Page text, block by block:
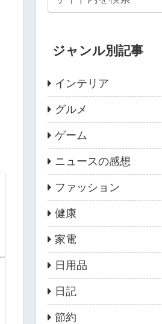
ジャンル別記事
インテリア
グルメ
ゲーム
ニュースの感想
ファッション
健康
家電
日用品
日記
節約